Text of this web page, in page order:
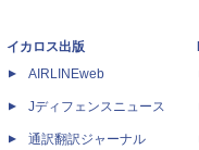
イカロス出版
AIRLINEweb
Jディフェンスニュース
通訳翻訳ジャーナル